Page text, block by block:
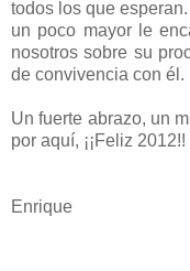
todos los que
un poco mayor le
nosotros sobre su
de convivencia con él.
Un fuerte abrazo, un
por aquí, ¡¡Feliz 2012!!
Enrique